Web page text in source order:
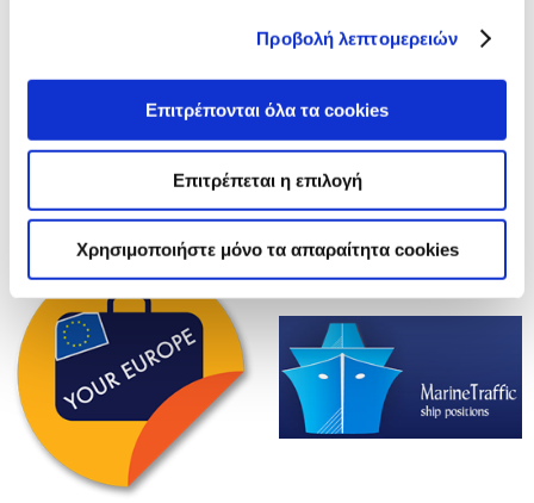
Προβολή λεπτομερειών
Επιτρέπονται όλα τα cookies
Επιτρέπεται η επιλογή
Χρησιμοποιήστε μόνο τα απαραίτητα cookies